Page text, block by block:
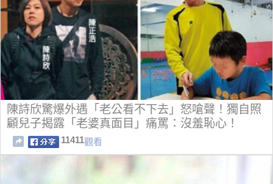
陳詩欣驚爆外遇「老公看不下去」怒嗆聲！獨自照
顧兒子揭露「老婆真面目」痛罵：沒羞恥心！
11411觀看